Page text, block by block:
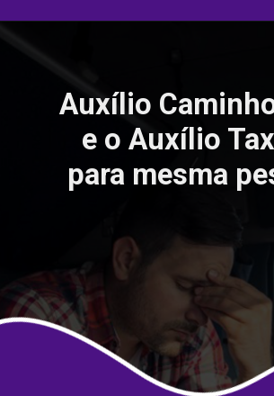
Auxílio
e o Auxílio
para mesma